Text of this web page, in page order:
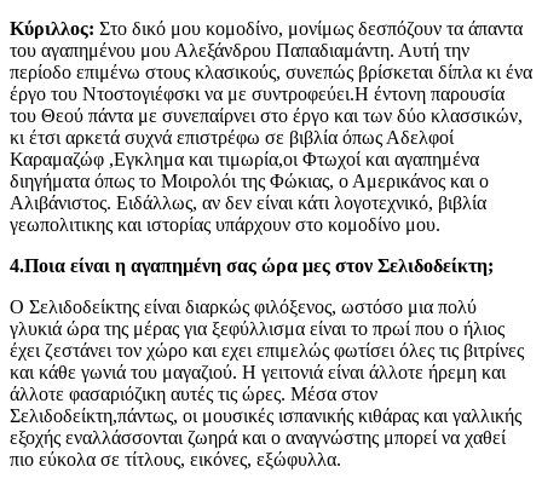
Κύριλλος: Στο δικό μου κομοδίνο, μονίμως δεσπόζουν τα άπαντα
του αγαπημένου μου Αλεξάνδρου Παπαδιαμάντη. Αυτή την
περίοδο επιμένω στους κλασικούς, συνεπώς βρίσκεται δίπλα κι ένα
έργο του Ντοστογιέφσκι να με συντροφεύει.Η έντονη παρουσία
του Θεού πάντα με συνεπαίρνει στο έργο και των δύο κλασσικών,
κι έτσι αρκετά συχνά επιστρέφω σε βιβλία όπως Αδελφοί
Καραμαζώφ ,Εγκλημα και τιμωρία,οι Φτωχοί και αγαπημένα
διηγήματα όπως το Μοιρολόι της Φώκιας, ο Αμερικάνος και ο
Αλιβάνιστος. Ειδάλλως, αν δεν είναι κάτι λογοτεχνικό, βιβλία
γεωπολιτικης και ιστορίας υπάρχουν στο κομοδίνο μου.
4.Ποια είναι η αγαπημένη σας ώρα μες στον Σελιδοδείκτη;
Ο Σελιδοδείκτης είναι διαρκώς φιλόξενος, ωστόσο μια πολύ
γλυκιά ώρα της μέρας για ξεφύλλισμα είναι το πρωί που ο ήλιος
έχει ζεστάνει τον χώρο και εχει επιμελώς φωτίσει όλες τις βιτρίνες
και κάθε γωνιά του μαγαζιού. Η γειτονιά είναι άλλοτε ήρεμη και
άλλοτε φασαριόζικη αυτές τις ώρες. Μέσα στον
Σελιδοδείκτη,πάντως, οι μουσικές ισπανικής κιθάρας και γαλλικής
εξοχής εναλλάσσονται ζωηρά και ο αναγνώστης μπορεί να χαθεί
πιο εύκολα σε τίτλους, εικόνες, εξώφυλλα.